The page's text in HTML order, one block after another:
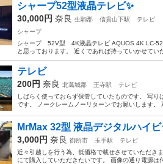
シャープ52型液晶テレビ✨
30,000円 奈良 生駒郡 信貴山下駅
テレビ
シャープ
シャープ 52V型 4K液晶テレビ AQUOS 4K LC-
と思っております。 近くであれば持っていかせてい
テレビ
200円 奈良 北葛城郡 王寺駅
テレビ
しばらく使っておらず保管していたものです。 写
です。 ノークレームノーリターンでお願いします。
MrMax 32型 液晶デジタルハイ
3,000円 奈良 御所市 玉手駅
テレビ
近々引越しを行う為、低価格で載せさせていただき
にて購入していただきたいです。 画像の通り電源は